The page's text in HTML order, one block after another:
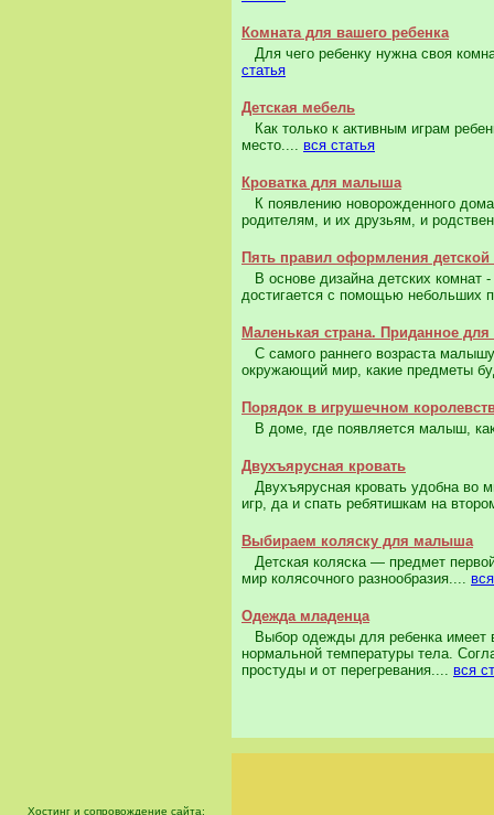
Комната для вашего ребенка
Для чего ребенку нужна своя
статья
Детская мебель
Как только к активным играм
место.... вся статья
Кроватка для малыша
К появлению новорожденного
родителям, и их друзьям, и
Пять правил оформления
В основе дизайна детских комнат
достигается с помощью небольших
Маленькая страна. Приданное
С самого раннего возраста малышу
окружающий мир, какие предметы
Порядок в игрушечном
В доме, где появляется малыш,
Двухъярусная кровать
Двухъярусная кровать удобна во
игр, да и спать ребятишкам на
Выбираем коляску для малыша
Детская коляска — предмет
мир колясочного разнообразия....
Одежда младенца
Выбор одежды для ребенка имеет
нормальной температуры тела.
простуды и от перегревания.... вся
Хостинг и сопровождение сайта: